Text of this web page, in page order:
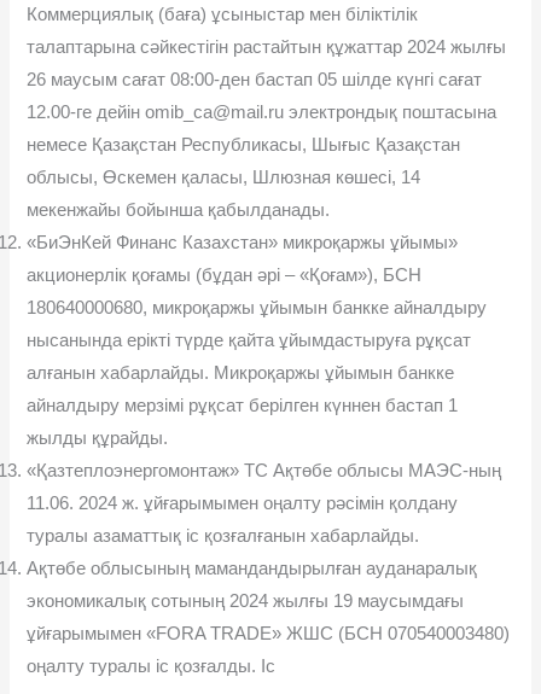
Коммерциялық (баға) ұсыныстар мен біліктілік
талаптарына сәйкестігін растайтын құжаттар 2024 жылғы
26 маусым сағат 08:00-ден бастап 05 шілде күнгі сағат
12.00-ге дейін omib_ca@mail.ru электрондық поштасына
немесе Қазақстан Республикасы, Шығыс Қазақстан
облысы, Өскемен қаласы, Шлюзная көшесі, 14
мекенжайы бойынша қабылданады.
«БиЭнКей Финанс Казахстан» микроқаржы ұйымы»
акционерлік қоғамы (бұдан әрі – «Қоғам»), БСН
180640000680, микроқаржы ұйымын банкке айналдыру
нысанында ерікті түрде қайта ұйымдастыруға рұқсат
алғанын хабарлайды. Микроқаржы ұйымын банкке
айналдыру мерзімі рұқсат берілген күннен бастап 1
жылды құрайды.
«Қазтеплоэнергомонтаж» ТС Ақтөбе облысы МАЭС-ның
11.06. 2024 ж. ұйғарымымен оңалту рәсімін қолдану
туралы азаматтық іс қозғалғанын хабарлайды.
Ақтөбе облысының мамандандырылған ауданаралық
экономикалық сотының 2024 жылғы 19 маусымдағы
ұйғарымымен «FORA TRADE» ЖШС (БСН 070540003480)
оңалту туралы іс қозғалды. Іс